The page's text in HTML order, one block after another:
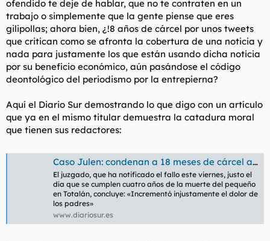
ofendido te deje de hablar, que no te contraten en un
trabajo o simplemente que la gente piense que eres
gilipollas; ahora bien, ¿!8 años de cárcel por unos tweets
que critican como se afronta la cobertura de una noticia y
nada para justamente los que están usando dicha noticia
por su beneficio económico, aún pasándose el código
deontológico del periodismo por la entrepierna?
Aquí el Diario Sur demostrando lo que digo con un artículo
que ya en el mismo titular demuestra la catadura moral
que tienen sus redactores:
Caso Julen: condenan a 18 meses de cárcel al tuitero Camilo de Ory por escribir chistes degradantes sobre el niño | Diario Sur
El juzgado, que ha notificado el fallo este viernes, justo el
día que se cumplen cuatro años de la muerte del pequeño
en Totalán, concluye: «Incrementó injustamente el dolor de
los padres»
www.diariosur.es